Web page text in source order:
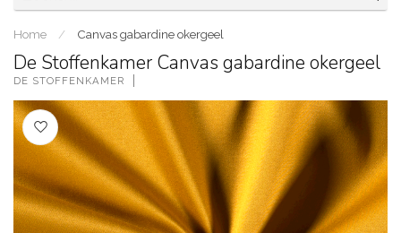
Home / Canvas gabardine okergeel
De Stoffenkamer Canvas gabardine okergeel
DE STOFFENKAMER